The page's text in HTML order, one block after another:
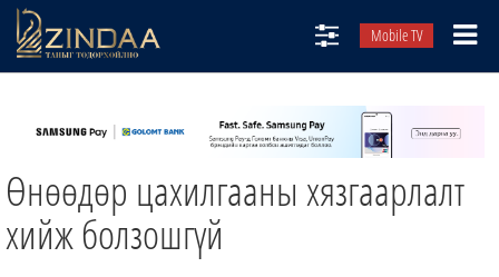
Mobile TV
ТВ8
ӨГЛӨӨНИЙ СОНИН
АУДИО ЗОХИОЛ
Өнөөдөр цахилгааны хязгаарлалт
хийж болзошгүй